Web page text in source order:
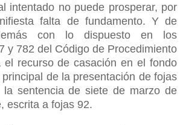
intentado no puede prosperar, por
falta de fundamento. Y de
con lo dispuesto en los
y 782 del Código de Procedimiento
el recurso de casación en el fondo
de la presentación de fojas
sentencia de siete de marzo de
escrita a fojas 92.